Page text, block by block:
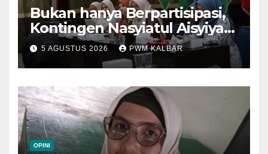
Bukan hanya Berpartisipasi,
Kontingen Nasyiatul Aisyiyah
Kalbar Perjuangkan Program
di Muktamar XV
5 AGUSTUS 2026 PWM KALBAR
OPINI